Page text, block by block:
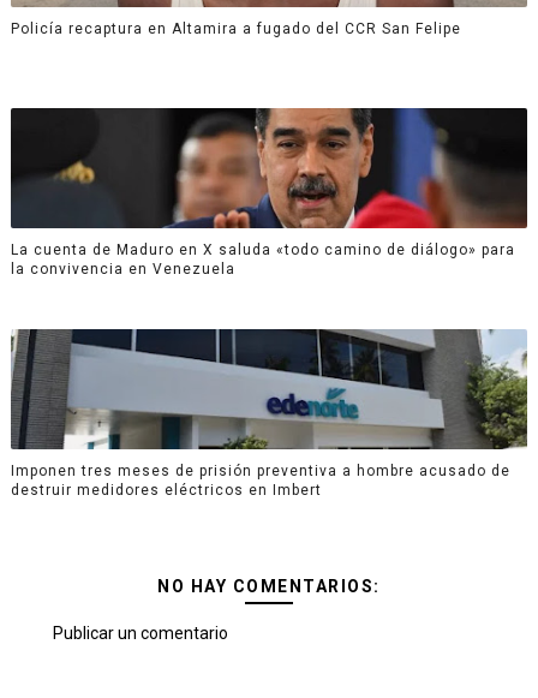
Policía recaptura en Altamira a fugado del CCR San Felipe
La cuenta de Maduro en X saluda «todo camino de diálogo» para
la convivencia en Venezuela
Imponen tres meses de prisión preventiva a hombre acusado de
destruir medidores eléctricos en Imbert
NO HAY COMENTARIOS:
Publicar un comentario